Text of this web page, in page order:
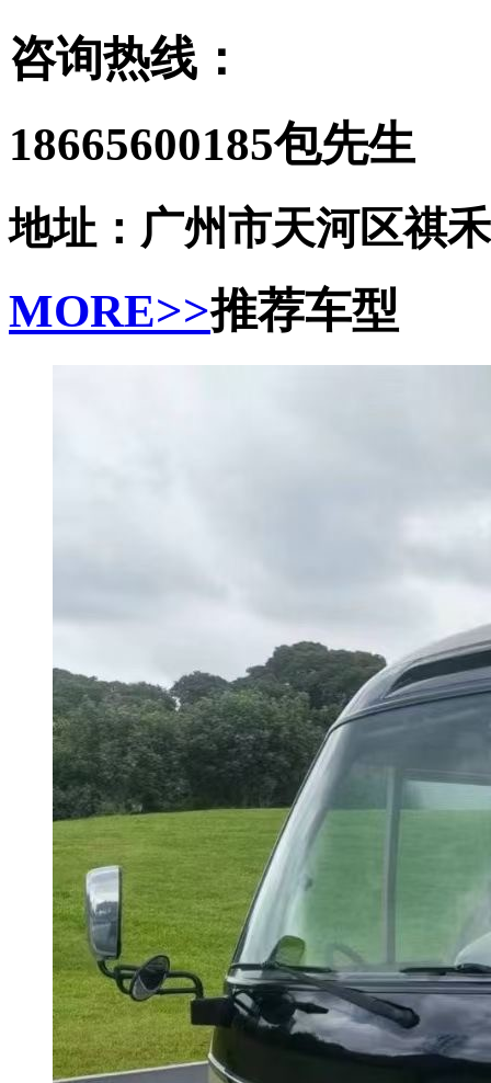
咨询热线：
18665600185包先生
地址：广州市天河区祺
MORE>>推荐车型